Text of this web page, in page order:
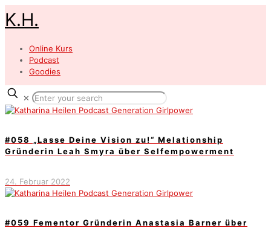
K.H.
Online Kurs
Podcast
Goodies
✕
#058 „Lasse Deine Vision zu!“ Melationship
Gründerin Leah Smyra über Selfempowerment
24. Februar 2022
#059 Fementor Gründerin Anastasia Barner über